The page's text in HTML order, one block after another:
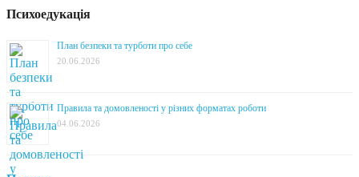
Психоедукація
План безпеки та турботи про себе
20.06.2026
Правила та домовленості у різних форматах роботи
04.06.2026